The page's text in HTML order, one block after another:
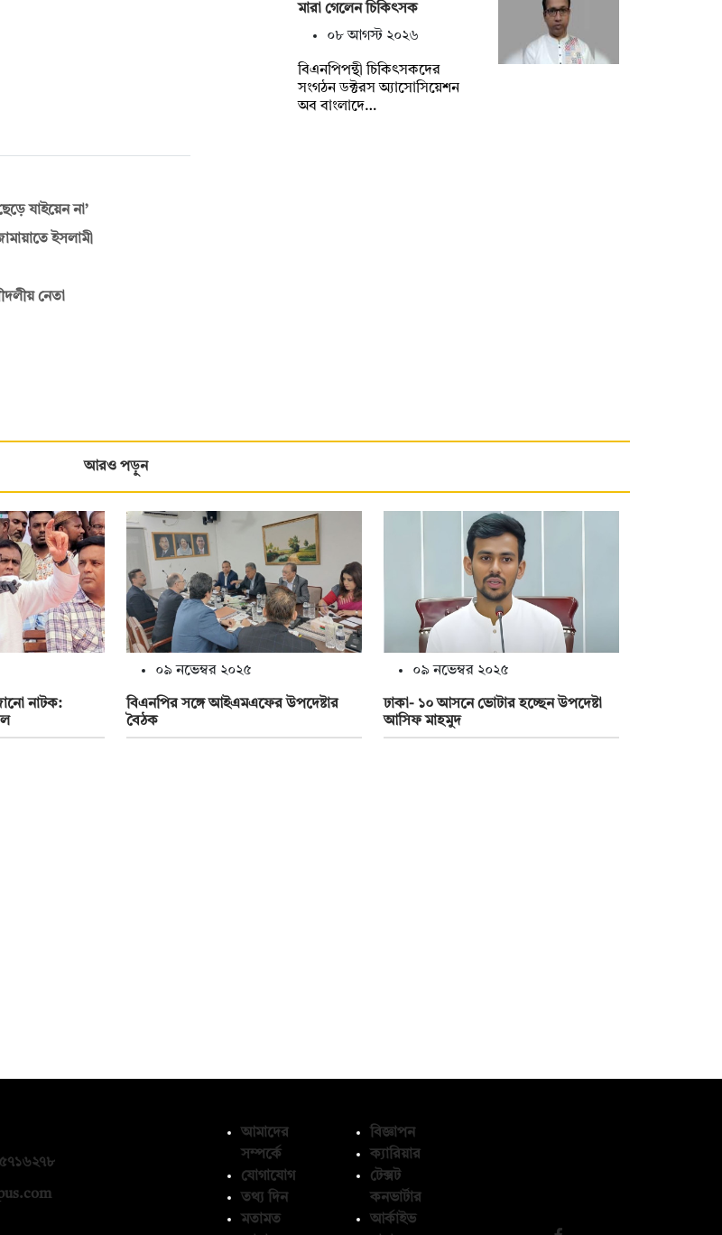
যাইয়েন না’
ইসলামী
নেতা
মারা গেলেন চিকিৎসক
০৮ আগস্ট ২০২৬
বিএনপিপন্থী চিকিৎসকদের
সংগঠন ডক্টরস অ্যাসোসিয়েশন
অব বাংলাদে…
আরও পড়ুন
নাটক:
০৯ নভেম্বর ২০২৫
বিএনপির সঙ্গে আইএমএফের উপদেষ্টার
বৈঠক
০৯ নভেম্বর ২০২৫
ঢাকা- ১০ আসনে ভোটার হচ্ছেন উপদেষ্টা
আসিফ মাহমুদ
আমাদের
সম্পর্কে
যোগাযোগ
তথ্য দিন
মতামত
বিজ্ঞাপন
ক্যারিয়ার
টেক্সট
কনভার্টার
আর্কাইভ